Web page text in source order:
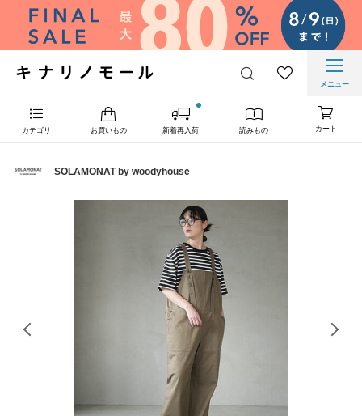
メニュー
カテゴリ お買いもの 新着再入荷 読みもの カート
SOLAMONAT by woodyhouse